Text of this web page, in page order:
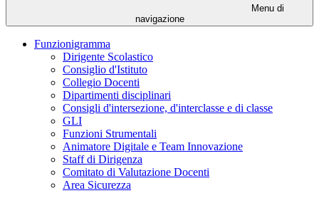
Menu di
navigazione
Funzionigramma
Dirigente Scolastico
Consiglio d'Istituto
Collegio Docenti
Dipartimenti disciplinari
Consigli d'intersezione, d'interclasse e di classe
GLI
Funzioni Strumentali
Animatore Digitale e Team Innovazione
Staff di Dirigenza
Comitato di Valutazione Docenti
Area Sicurezza